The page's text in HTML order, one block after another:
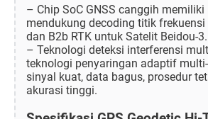
– Chip SoC GNSS canggih
mendukung decoding titik frekuensi
dan B2b RTK untuk Satelit Beidou-3.
– Teknologi deteksi interferensi
teknologi penyaringan adaptif
sinyal kuat, data bagus, prosedur
akurasi tinggi.